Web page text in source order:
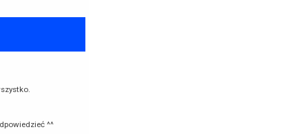
^^